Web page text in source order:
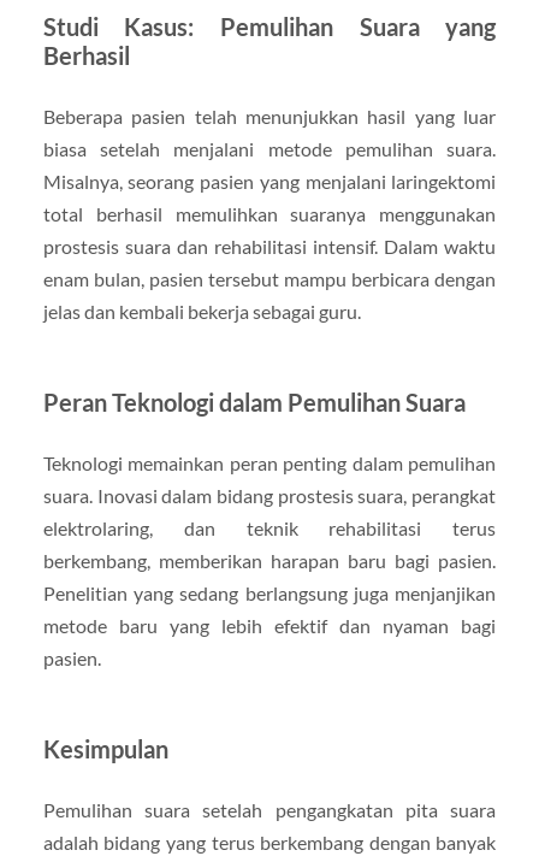
Studi Kasus: Pemulihan Suara yang
Berhasil
Beberapa pasien telah menunjukkan hasil yang luar
biasa setelah menjalani metode pemulihan suara.
Misalnya, seorang pasien yang menjalani laringektomi
total berhasil memulihkan suaranya menggunakan
prostesis suara dan rehabilitasi intensif. Dalam waktu
enam bulan, pasien tersebut mampu berbicara dengan
jelas dan kembali bekerja sebagai guru.
Peran Teknologi dalam Pemulihan Suara
Teknologi memainkan peran penting dalam pemulihan
suara. Inovasi dalam bidang prostesis suara, perangkat
elektrolaring, dan teknik rehabilitasi terus
berkembang, memberikan harapan baru bagi pasien.
Penelitian yang sedang berlangsung juga menjanjikan
metode baru yang lebih efektif dan nyaman bagi
pasien.
Kesimpulan
Pemulihan suara setelah pengangkatan pita suara
adalah bidang yang terus berkembang dengan banyak